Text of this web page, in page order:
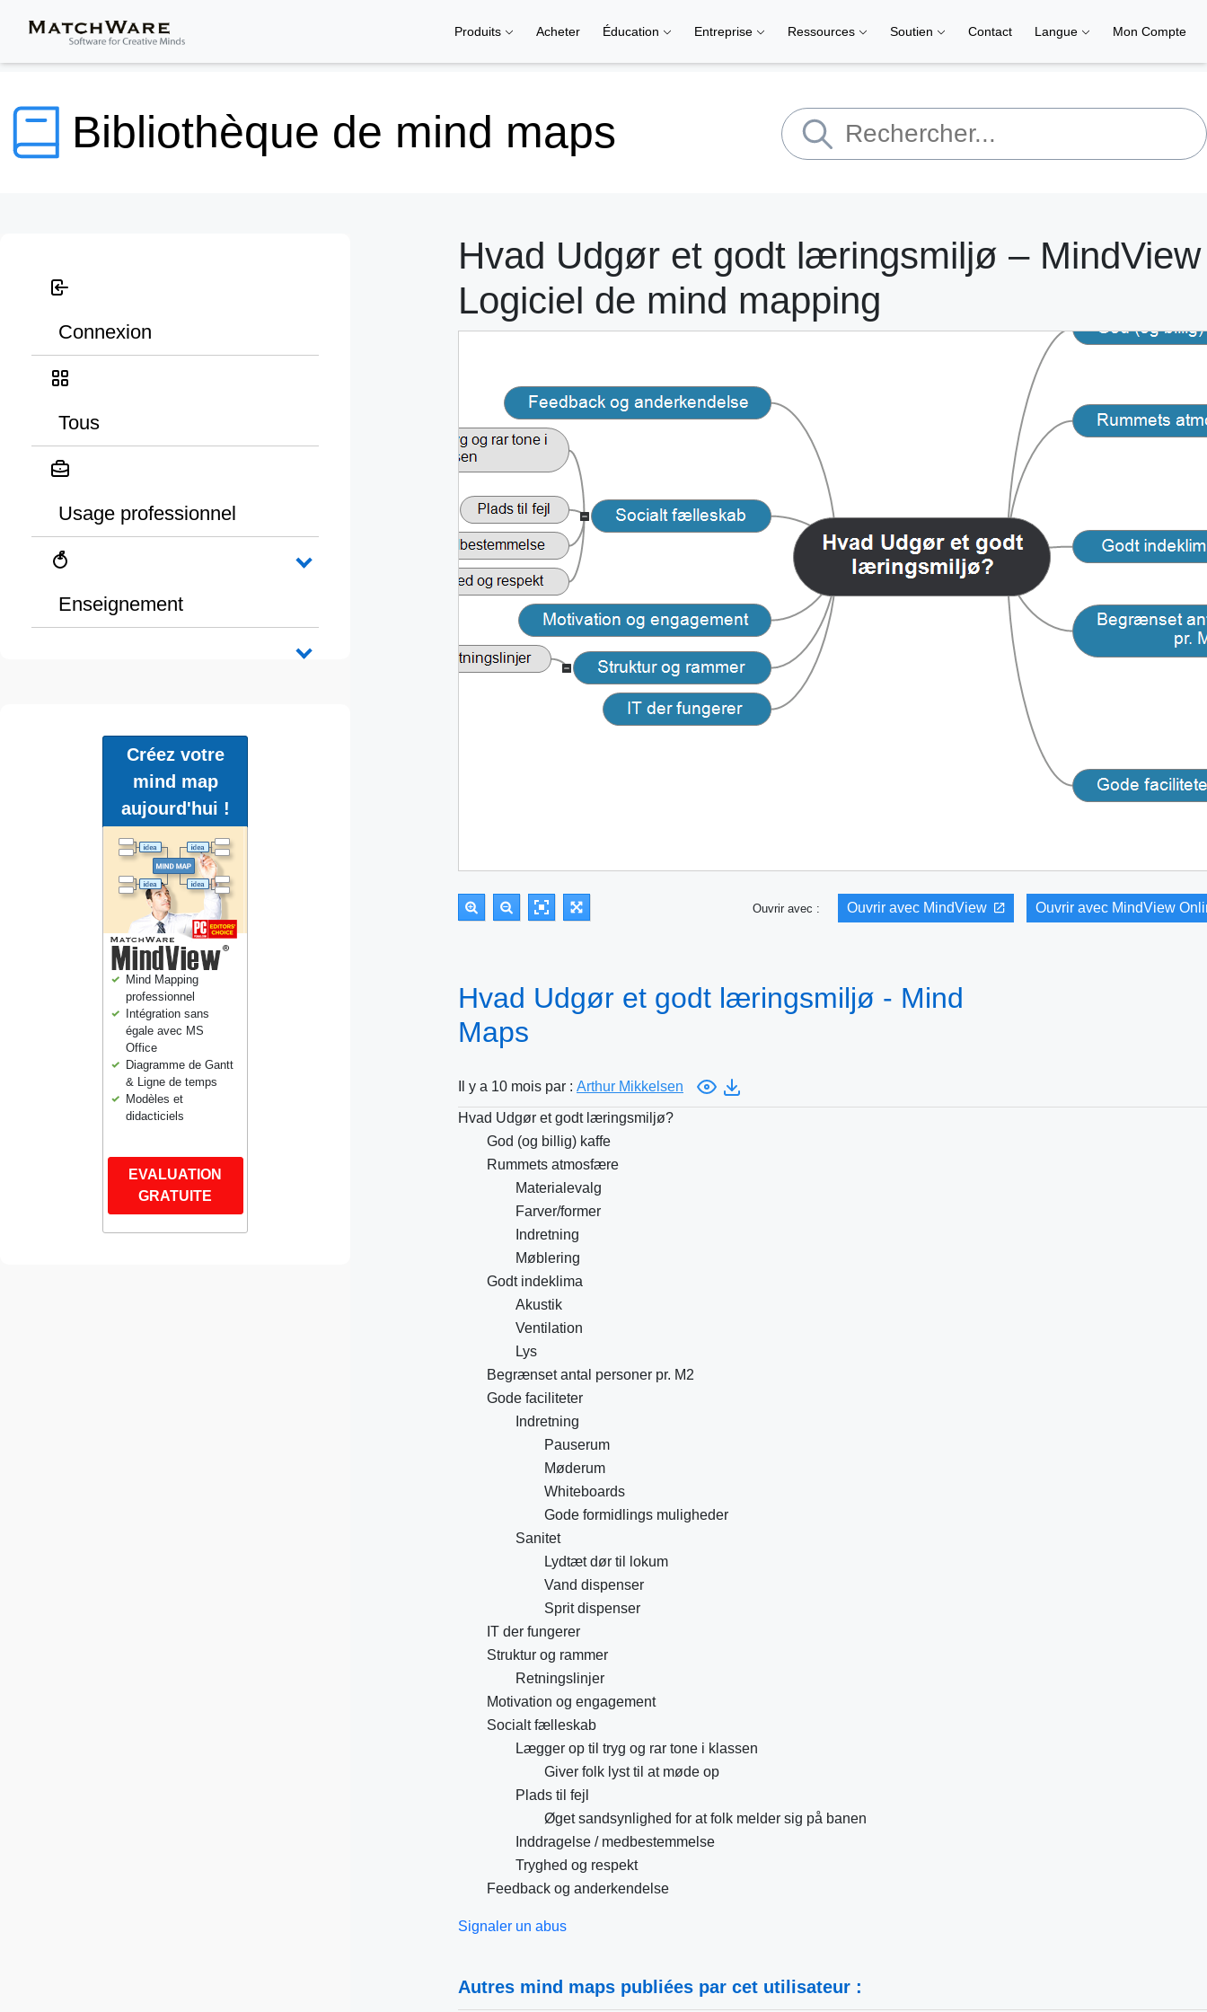
Produits Acheter Éducation Entreprise Ressources Soutien Contact Langue Mon Compte
Bibliothèque de mind maps
Connexion
Tous
Usage professionnel
Enseignement
Créez votre
mind map
aujourd'hui !
Mind Mapping
professionnel
Intégration sans
égale avec MS
Office
Diagramme de Gantt
& Ligne de temps
Modèles et
didacticiels
EVALUATION
GRATUITE
Hvad Udgør et godt læringsmiljø –
Logiciel de mind mapping
Ouvrir avec : Ouvrir avec MindView Ouvrir avec MindView
Hvad Udgør et godt læringsmiljø - Mind
Maps
Il y a 10 mois par : Arthur Mikkelsen
Hvad Udgør et godt læringsmiljø?
God (og billig) kaffe
Rummets atmosfære
Materialevalg
Farver/former
Indretning
Møblering
Godt indeklima
Akustik
Ventilation
Lys
Begrænset antal personer pr. M2
Gode faciliteter
Indretning
Pauserum
Møderum
Whiteboards
Gode formidlings muligheder
Sanitet
Lydtæt dør til lokum
Vand dispenser
Sprit dispenser
IT der fungerer
Struktur og rammer
Retningslinjer
Motivation og engagement
Socialt fælleskab
Lægger op til tryg og rar tone i klassen
Giver folk lyst til at møde op
Plads til fejl
Øget sandsynlighed for at folk melder sig på banen
Inddragelse / medbestemmelse
Tryghed og respekt
Feedback og anderkendelse
Signaler un abus
Autres mind maps publiées par cet utilisateur :